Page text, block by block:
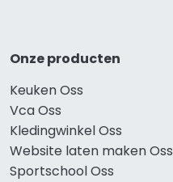
Onze producten
Keuken Oss
Vca Oss
Kledingwinkel Oss
Website laten maken Oss
Sportschool Oss